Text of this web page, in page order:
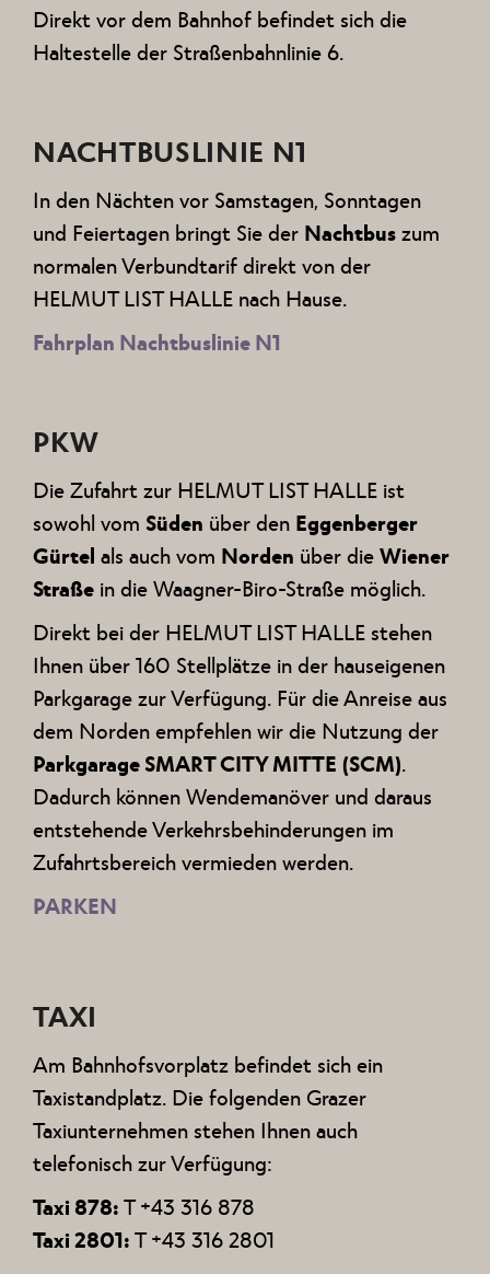
Direkt vor dem Bahnhof befindet sich die
Haltestelle der Straßenbahnlinie 6.
NACHTBUSLINIE N1
In den Nächten vor Samstagen, Sonntagen
und Feiertagen bringt Sie der Nachtbus zum
normalen Verbundtarif direkt von der
HELMUT LIST HALLE nach Hause.
Fahrplan Nachtbuslinie N1
PKW
Die Zufahrt zur HELMUT LIST HALLE ist
sowohl vomSüden über den Eggenberger
Gürtel als auch vom Norden über dieWiener
Straße in die Waagner-Biro-Straße möglich.
Direkt bei der HELMUT LIST HALLE stehen
Ihnen über 160 Stellplätze in der hauseigenen
Parkgarage zur Verfügung. Für die Anreise aus
dem Norden empfehlen wir die Nutzung der
Parkgarage SMART CITY MITTE (SCM).
Dadurch können Wendemanöver und daraus
entstehende Verkehrsbehinderungen im
Zufahrtsbereich vermieden werden.
PARKEN
TAXI
Am Bahnhofsvorplatz befindet sich ein
Taxistandplatz. Die folgenden Grazer
Taxiunternehmen stehen Ihnen auch
telefonisch zur Verfügung:
Taxi 878: T +43 316 878
Taxi 2801:T +43 316 2801